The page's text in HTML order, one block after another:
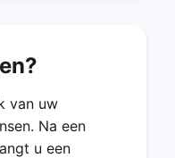
van uw
Na een
u een